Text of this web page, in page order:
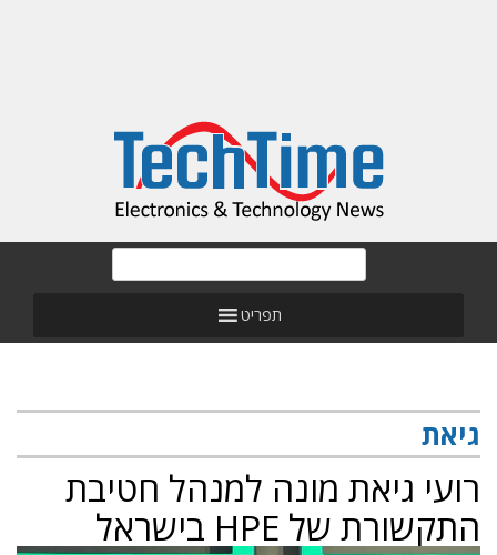
תפריט
גיאת
רועי גיאת מונה למנהל חטיבת
התקשורת של HPE בישראל